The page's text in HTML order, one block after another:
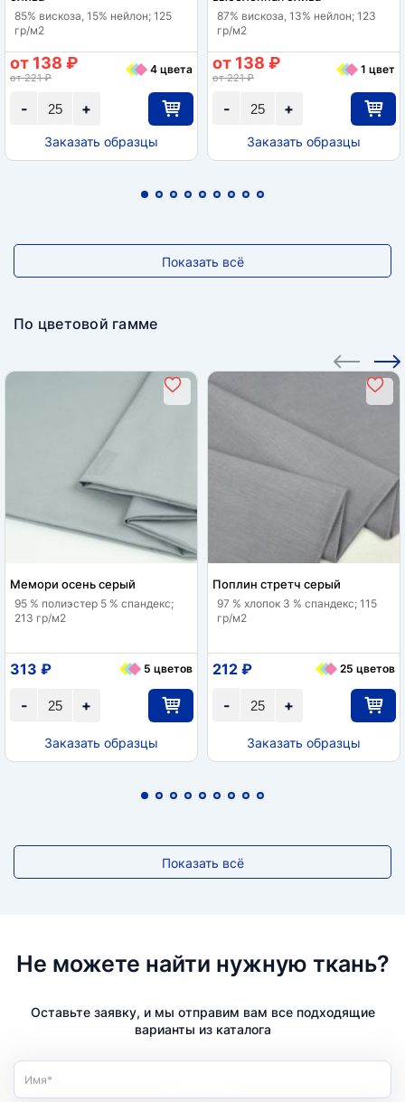
85% вискоза, 15% нейлон; 125
гр/м2
+
-
от 138 ₽
от 221 ₽
4 цвета
Заказать образцы
87% вискоза, 13% нейлон; 123
гр/м2
+
-
от 138 ₽
от 221 ₽
1 цвет
Заказать образцы
Показать всё
По цветовой гамме
Мемори осень серый
95 % полиэстер 5 % спандекс;
213 гр/м2
+
-
313 ₽ 5 цветов
Заказать образцы
Поплин стретч серый
97 % хлопок 3 % спандекс; 115
гр/м2
+
-
212 ₽ 25 цветов
Заказать образцы
Показать всё
Не можете найти нужную ткань?
Оставьте заявку, и мы отправим вам все подходящие
варианты из каталога
Имя*